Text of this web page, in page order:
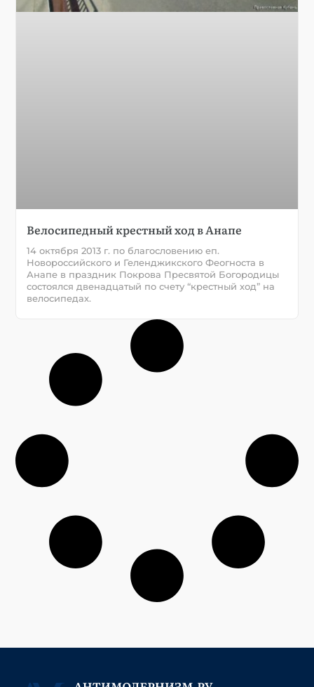
Велосипедный крестный ход в Анапе
14 октября 2013 г. по благословению еп.
Новороссийского и Геленджикского Феогноста в
Анапе в праздник Покрова Пресвятой Богородицы
состоялся двенадцатый по счету “крестный ход” на
велосипедах.